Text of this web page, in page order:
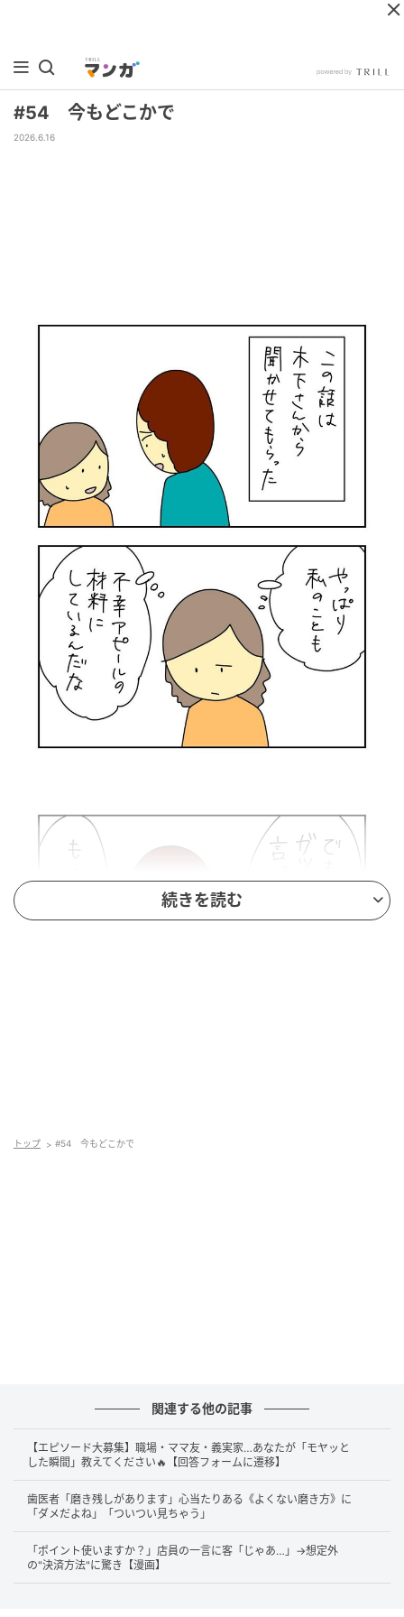
#54 今もどこかで
2026.6.16
続きを読む
トップ #54 今もどこかで
関連する他の記事
【エピソード大募集】職場・ママ友・義実家…あなたが「モヤッと
した瞬間」教えてください🔥【回答フォームに遷移】
歯医者「磨き残しがあります」心当たりある《よくない磨き方》に
「ダメだよね」「ついつい見ちゃう」
「ポイント使いますか？」店員の一言に客「じゃあ…」→想定外
の"決済方法"に驚き【漫画】